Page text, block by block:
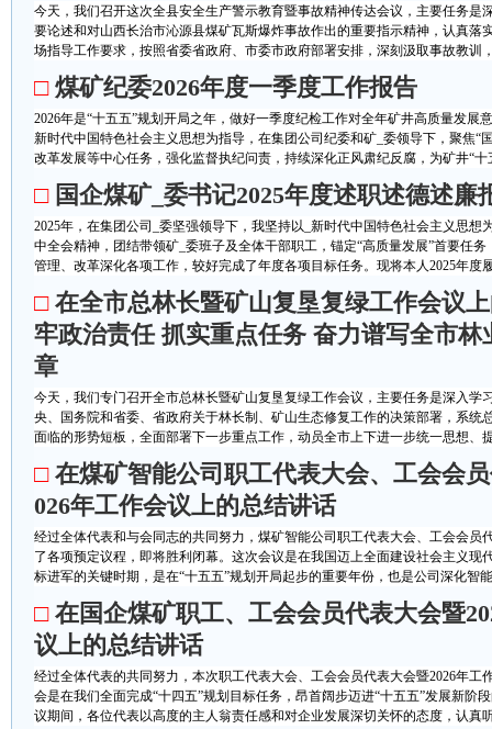
今天，我们召开这次全县安全生产警示教育暨事故精神传达会议，主要任务是
要论述和对山西长治市沁源县煤矿瓦斯爆炸事故作出的重要指示精神，认真落
场指导工作要求，按照省委省政府、市委市政府部署安排，深刻汲取事故教训
□ 煤矿纪委2026年度一季度工作报告
2026年是“十五五”规划开局之年，做好一季度纪检工作对全年矿井高质量发展
新时代中国特色社会主义思想为指导，在集团公司纪委和矿_委领导下，聚焦“
改革发展等中心任务，强化监督执纪问责，持续深化正风肃纪反腐，为矿井“十
□ 国企煤矿_委书记2025年度述职述德述廉
2025年，在集团公司_委坚强领导下，我坚持以_新时代中国特色社会主义思想
中全会精神，团结带领矿_委班子及全体干部职工，锚定“高质量发展”首要任
管理、改革深化各项工作，较好完成了年度各项目标任务。现将本人2025年度
□ 在全市总林长暨矿山复垦复绿工作会议
牢政治责任 抓实重点任务 奋力谱写全市
章
今天，我们专门召开全市总林长暨矿山复垦复绿工作会议，主要任务是深入学
央、国务院和省委、省政府关于林长制、矿山生态修复工作的决策部署，系统
面临的形势短板，全面部署下一步重点工作，动员全市上下进一步统一思想、
□ 在煤矿智能公司职工代表大会、工会会
026年工作会议上的总结讲话
经过全体代表和与会同志的共同努力，煤矿智能公司职工代表大会、工会会员
了各项预定议程，即将胜利闭幕。这次会议是在我国迈上全面建设社会主义现
标进军的关键时期，是在“十五五”规划开局起步的重要年份，也是公司深化智
□ 在国企煤矿职工、工会会员代表大会暨
议上的总结讲话
经过全体代表的共同努力，本次职工代表大会、工会会员代表大会暨2026年工
会是在我们全面完成“十四五”规划目标任务，昂首阔步迈进“十五五”发展新阶
议期间，各位代表以高度的主人翁责任感和对企业发展深切关怀的态度，认真